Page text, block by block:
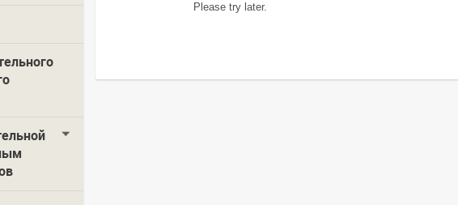
Please try later.